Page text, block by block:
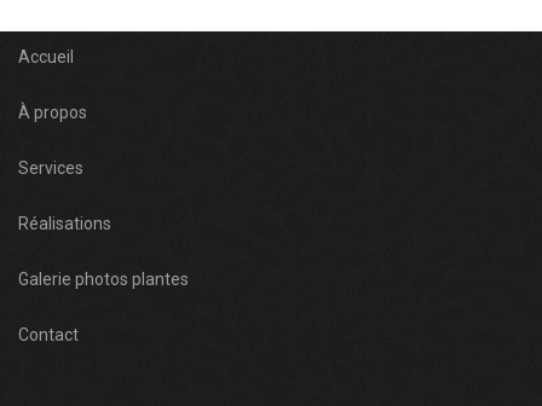
Accueil
À propos
Services
Réalisations
Galerie photos plantes
Contact